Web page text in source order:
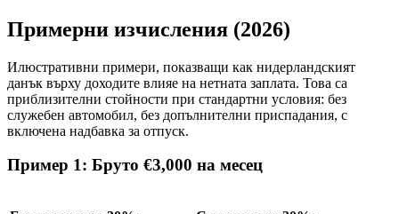
Примерни изчисления (2026)
Илюстративни примери, показващи как нидерландският
данък върху доходите влияе на нетната заплата. Това са
приблизителни стойности при стандартни условия: без
служебен автомобил, без допълнителни приспадания, с
включена надбавка за отпуск.
Пример 1: Бруто €3,000 на месец